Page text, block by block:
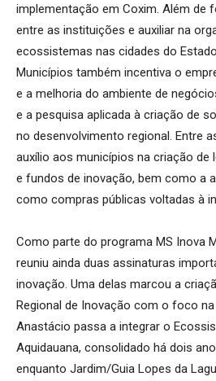
implementação em Coxim. Além de
entre as instituições e auxiliar na
ecossistemas nas cidades do
Municípios também incentiva o
e a melhoria do ambiente de
e a pesquisa aplicada à criação de
no desenvolvimento regional. Entre
auxílio aos municípios na criação de
e fundos de inovação, bem como a
como compras públicas voltadas à
Como parte do programa MS Inova
reuniu ainda duas assinaturas
inovação. Uma delas marcou a
Regional de Inovação com o foco
Anastácio passa a integrar o
Aquidauana, consolidado há dois
enquanto Jardim/Guia Lopes da